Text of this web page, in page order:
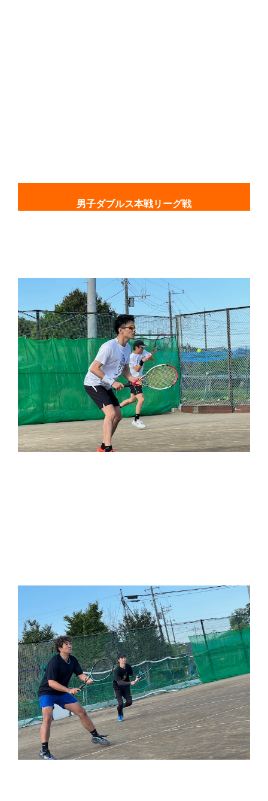
男子ダブルス本戦リーグ戦